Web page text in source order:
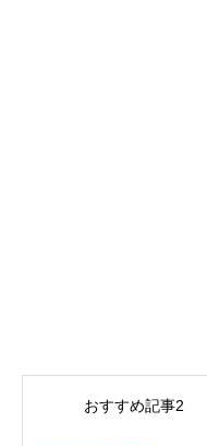
おすすめ記事2